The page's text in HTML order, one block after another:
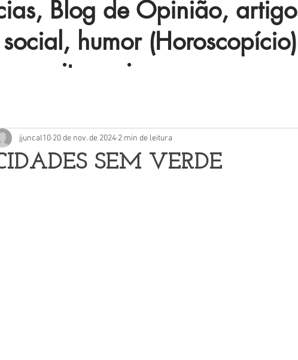
Blog de Opinião,
humor
e muito mais.
SEM VERDE
jjuncal10 20 de nov. de 2024 2 min de leitura